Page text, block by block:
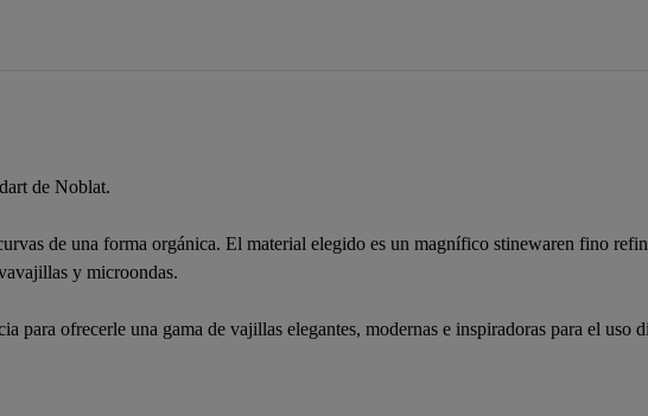
de Noblat.
de una forma orgánica. El material elegido es un magnífico stinewaren fino
y microondas.
para ofrecerle una gama de vajillas elegantes, modernas e inspiradoras para el uso